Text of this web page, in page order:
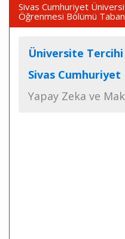
Sivas Cumhuriyet
Öğrenmesi Bölümü Taban
Üniversite Tercihi
Sivas
Yapay Zeka ve